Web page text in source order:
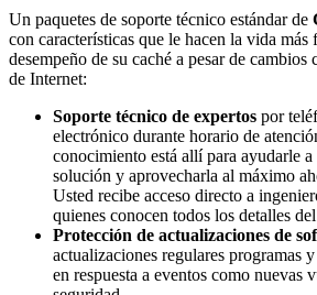
Un paquetes de soporte técnico estándar de
con características que le hacen la vida
desempeño de su caché a pesar de cambios
de Internet:
Soporte técnico de expertos por
electrónico durante horario de
conocimiento está allí para ayudarle
solución y aprovecharla al máximo
Usted recibe acceso directo a
quienes conocen todos los detalles
Protección de actualizaciones de
actualizaciones regulares programas
en respuesta a eventos como nuevas